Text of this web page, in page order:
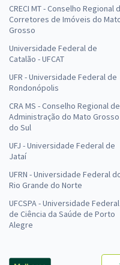
CRECI MT - Conselho Regional
Corretores de Imóveis do
Grosso
Universidade Federal de
Catalão - UFCAT
UFR - Universidade Federal de
Rondonópolis
CRA MS - Conselho Regional de
Administração do Mato Grosso
do Sul
UFJ - Universidade Federal de
Jataí
UFRN - Universidade Federal
Rio Grande do Norte
UFCSPA - Universidade Federal
de Ciência da Saúde de Porto
Alegre